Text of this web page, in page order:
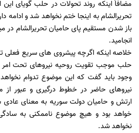
مضافاً اینکه روند تحولات در حلب گویای
تحریرالشام به اینجا ختم نخواهد شد و ادامه
باز شدن مستقیم پای حامیان تحریرالشام در
انجامید.
خلاصه اینکه اگرچه پیشروی های سریع فعلی
حلب موجب تقویت روحیه نیروهای تحت امر
وجود باید گفت که این موضوع تدوام
نیروهای حاضر در خطوط درگیری و عبور از
ارتش و حامیان دولت سوریه به معنای عادی
خواهد بود و هیچ موضوع ناممکنی به
نخواهد شد.